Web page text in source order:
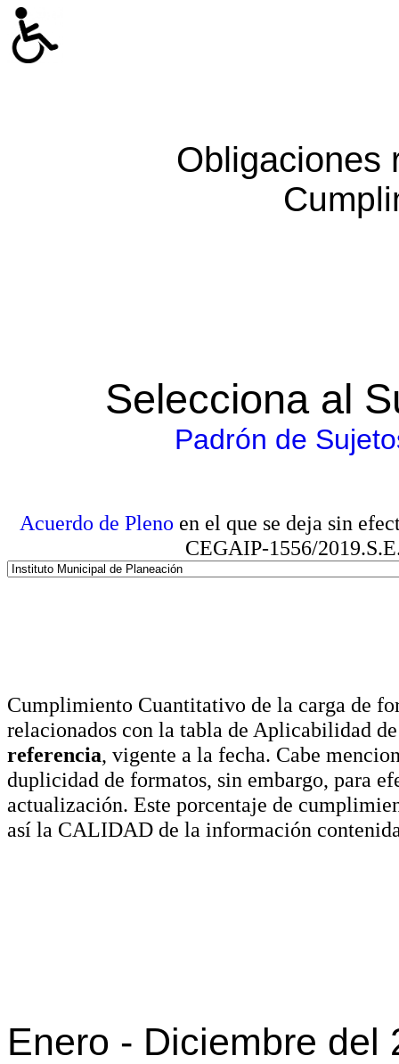
Obligaciones
Selecciona al
Padrón de
Acuerdo de Pleno en el que se deja sin
CEGAIP-1556/
Cumplimiento Cuantitativo de la carga de
relacionados con la tabla de Aplicabilidad
referencia, vigente a la fecha. Cabe
duplicidad de formatos, sin embargo, para
actualización. Este porcentaje de
así la CALIDAD de la información
Enero - Diciembre del